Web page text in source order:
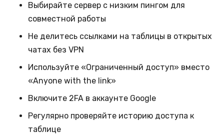
Выбирайте сервер с низким пингом для
совместной работы
Не делитесь ссылками на таблицы в открытых
чатах без VPN
Используйте «Ограниченный доступ» вместо
«Anyone with the link»
Включите 2FA в аккаунте Google
Регулярно проверяйте историю доступа к
таблице